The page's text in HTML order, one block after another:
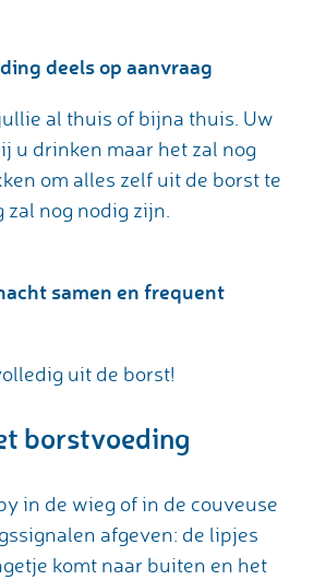
deels op aanvraag
al thuis of bijna thuis. Uw
u drinken maar het zal nog
om alles zelf uit de borst te
nog nodig zijn.
samen en frequent
uit de borst!
borstvoeding
in de wieg of in de couveuse
afgeven: de lipjes
komt naar buiten en het